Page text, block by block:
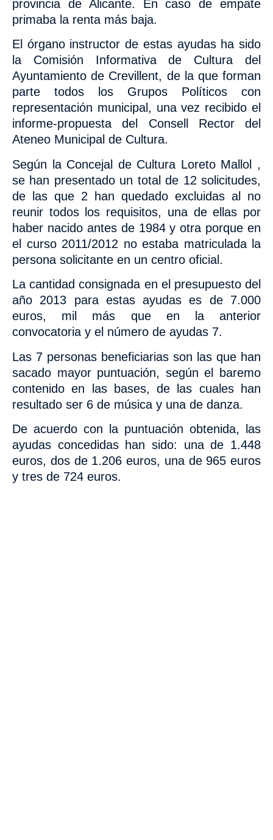
provincia de Alicante. En caso de empate
primaba la renta más baja.
El órgano instructor de estas ayudas ha sido
la Comisión Informativa de Cultura del
Ayuntamiento de Crevillent, de la que forman
parte todos los Grupos Políticos con
representación municipal, una vez recibido el
informe-propuesta del Consell Rector del
Ateneo Municipal de Cultura.
Según la Concejal de Cultura Loreto Mallol ,
se han presentado un total de 12 solicitudes,
de las que 2 han quedado excluidas al no
reunir todos los requisitos, una de ellas por
haber nacido antes de 1984 y otra porque en
el curso 2011/2012 no estaba matriculada la
persona solicitante en un centro oficial.
La cantidad consignada en el presupuesto del
año 2013 para estas ayudas es de 7.000
euros, mil más que en la anterior
convocatoria y el número de ayudas 7.
Las 7 personas beneficiarias son las que han
sacado mayor puntuación, según el baremo
contenido en las bases, de las cuales han
resultado ser 6 de música y una de danza.
De acuerdo con la puntuación obtenida, las
ayudas concedidas han sido: una de 1.448
euros, dos de 1.206 euros, una de 965 euros
y tres de 724 euros.